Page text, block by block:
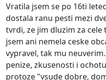
Vratila jsem se po 16ti
dostala ranu pesti mezi
tvrdi, ze jim dluzim za cele
jsem ani nemela ceske
vypravel, tak mu
penize, zkusenosti i
protoze "vsude dobre,